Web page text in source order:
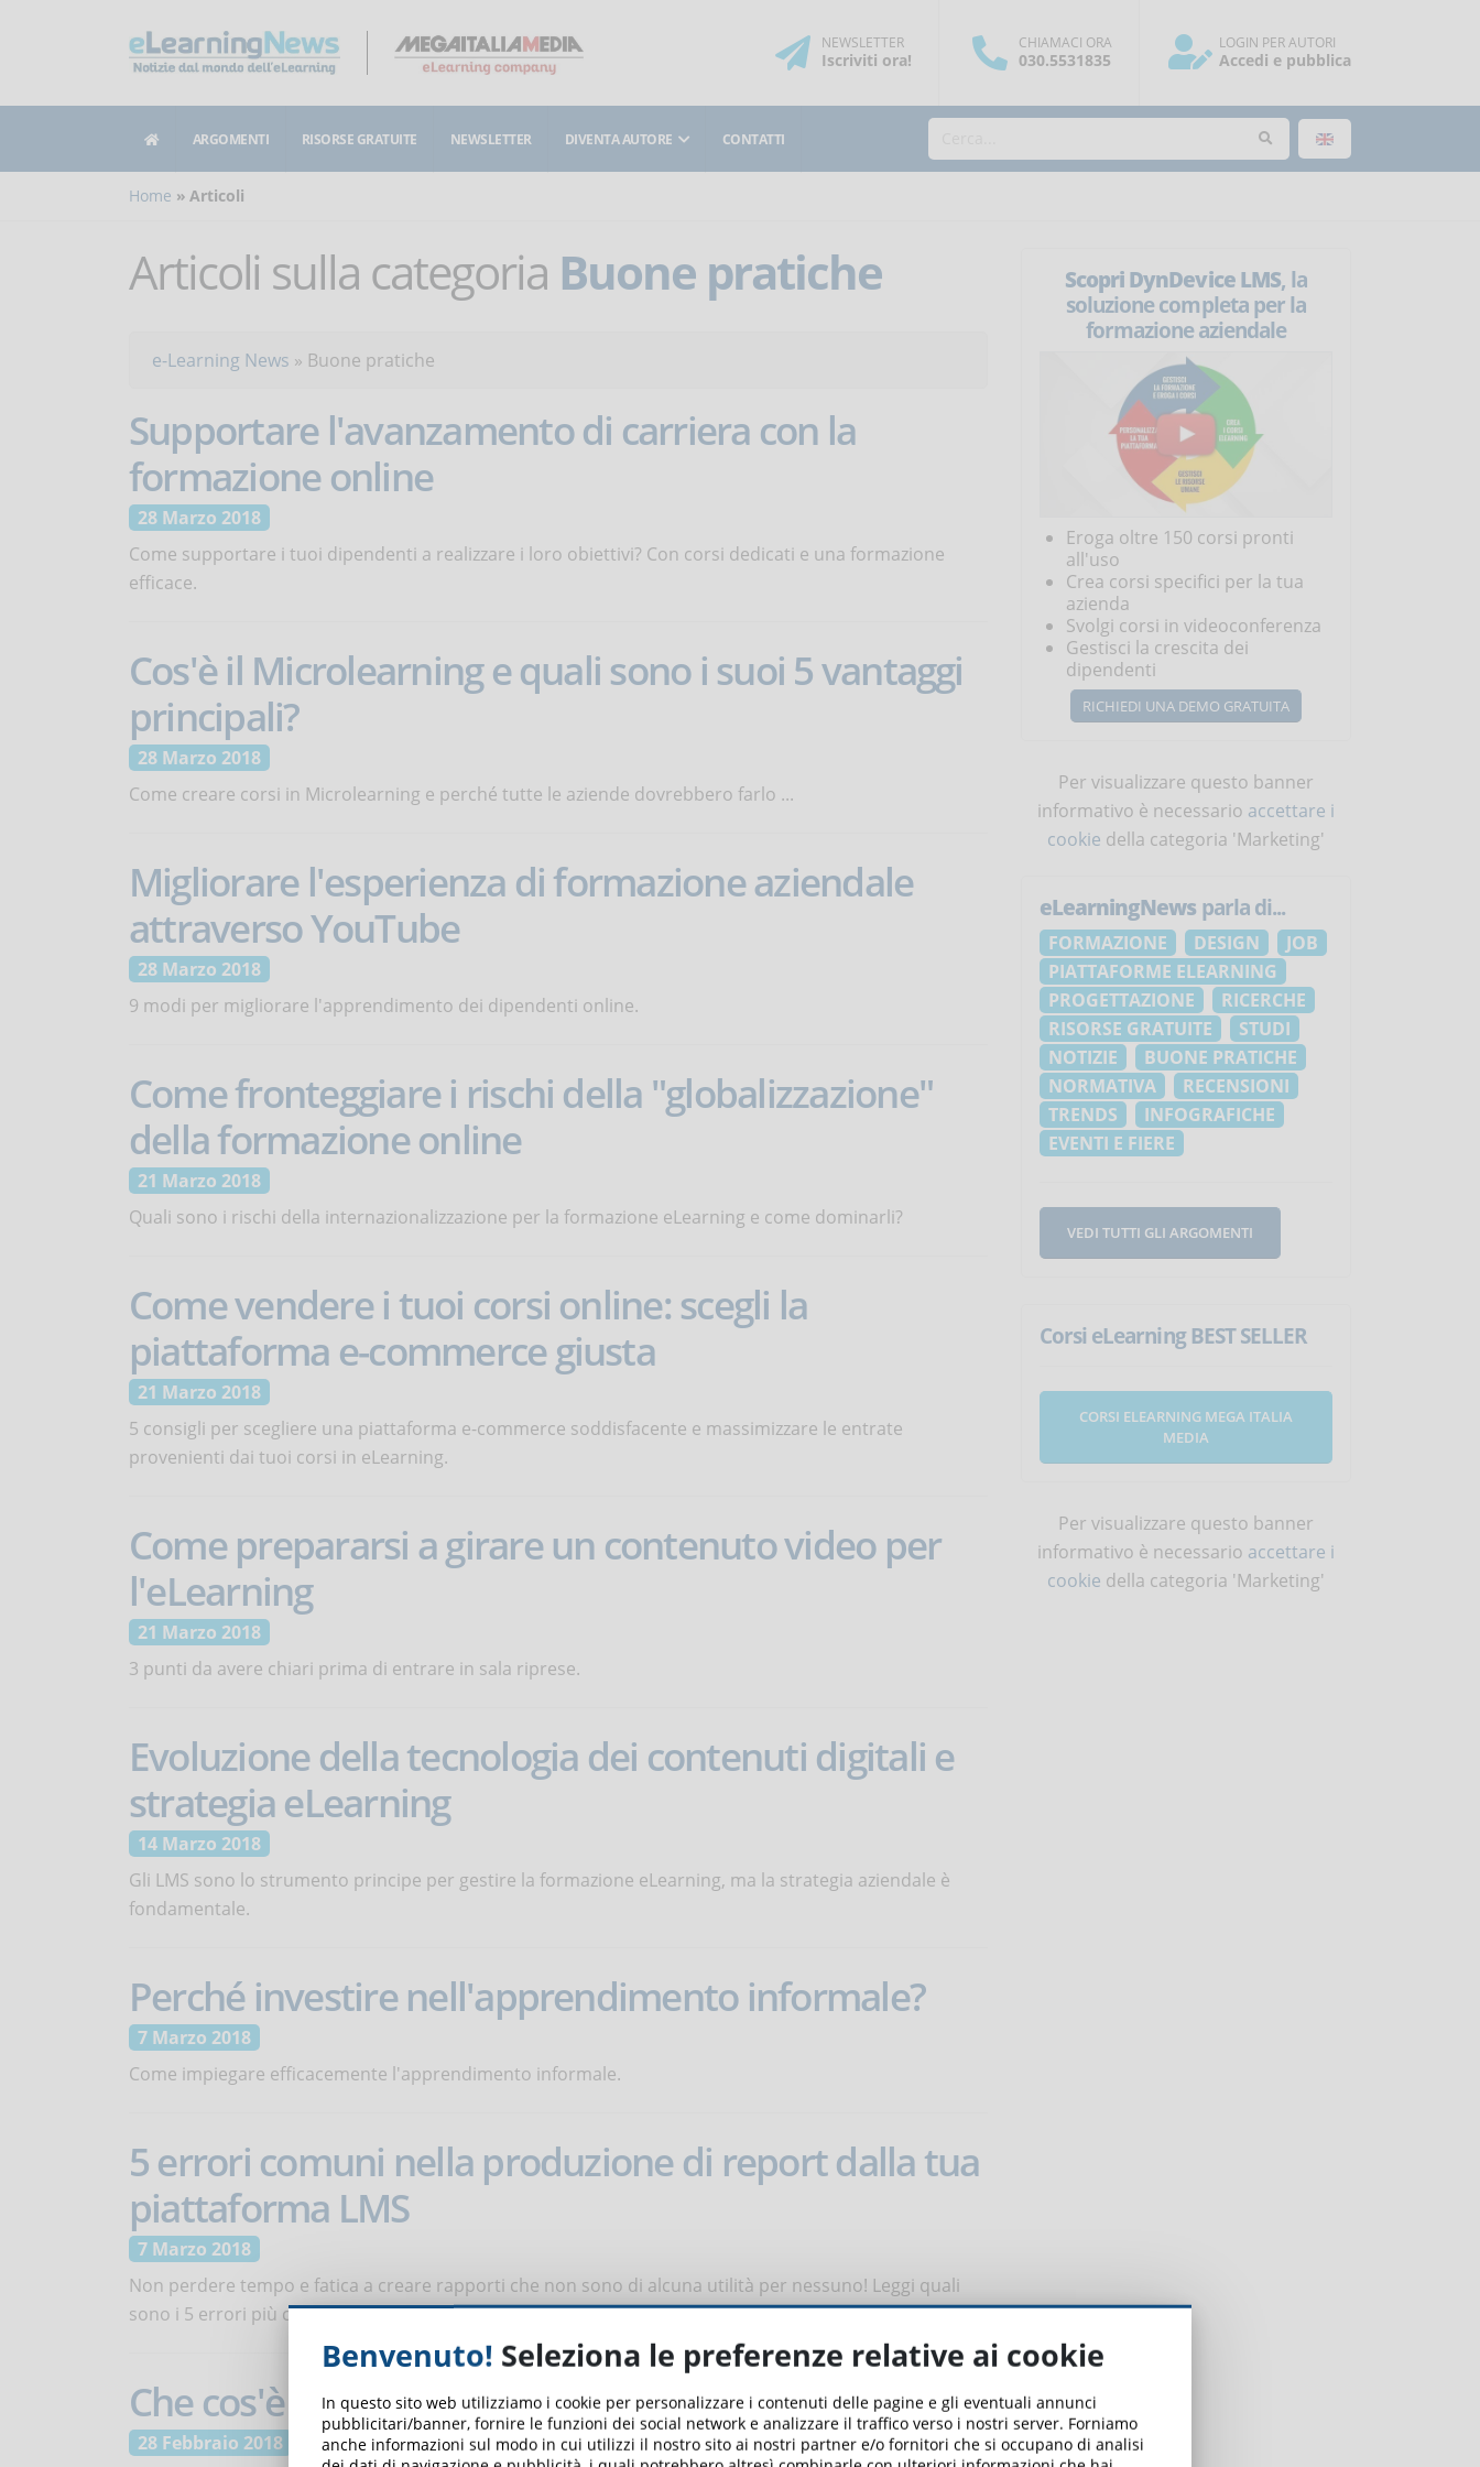
NEWSLETTER
Iscriviti ora!
CHIAMACI ORA
030.5531835
LOGIN PER AUTORI
Accedi e pubblica
ARGOMENTI RISORSE GRATUITE NEWSLETTER DIVENTA AUTORE CONTATTI
Home Articoli
Articoli sulla categoria Buone pratiche
e-Learning News » Buone pratiche
Supportare l'avanzamento di carriera con la
formazione online
28 Marzo 2018
Come supportare i tuoi dipendenti a realizzare i loro obiettivi? Con corsi dedicati e una formazione
efficace.
Cos'è il Microlearning e quali sono i suoi 5 vantaggi
principali?
28 Marzo 2018
Come creare corsi in Microlearning e perché tutte le aziende dovrebbero farlo ...
Migliorare l'esperienza di formazione aziendale
attraverso YouTube
28 Marzo 2018
9 modi per migliorare l'apprendimento dei dipendenti online.
Come fronteggiare i rischi della "globalizzazione"
della formazione online
21 Marzo 2018
Quali sono i rischi della internazionalizzazione per la formazione eLearning e come dominarli?
Come vendere i tuoi corsi online: scegli la
piattaforma e-commerce giusta
21 Marzo 2018
5 consigli per scegliere una piattaforma e-commerce soddisfacente e massimizzare le entrate
provenienti dai tuoi corsi in eLearning.
Come prepararsi a girare un contenuto video per
l'eLearning
21 Marzo 2018
3 punti da avere chiari prima di entrare in sala riprese.
Evoluzione della tecnologia dei contenuti digitali e
strategia eLearning
14 Marzo 2018
Gli LMS sono lo strumento principe per gestire la formazione eLearning, ma la strategia aziendale è
fondamentale.
Perché investire nell'apprendimento informale?
7 Marzo 2018
Come impiegare efficacemente l'apprendimento informale.
5 errori comuni nella produzione di report dalla tua
piattaforma LMS
7 Marzo 2018
Non perdere tempo e fatica a creare rapporti che non sono di alcuna utilità per nessuno! Leggi quali
sono i 5 errori più comuni nell'attività di reporting dalla piattaforma e, soprattutto, come evitarli.
Che cos'è il Blended Learning?
28 Febbraio 2018
Scopri DynDevice LMS, la
soluzione completa per la
formazione aziendale
Eroga oltre 150 corsi pronti
all'uso
Crea corsi specifici per la tua
azienda
Svolgi corsi in videoconferenza
Gestisci la crescita dei
dipendenti
RICHIEDI UNA DEMO GRATUITA
Per visualizzare questo banner
informativo è necessario accettare i
cookie della categoria 'Marketing'
eLearningNews parla di...
FORMAZIONE DESIGN
JOB
PIATTAFORME ELEARNING
PROGETTAZIONE
RICERCHE
RISORSE GRATUITE
STUDI
NOTIZIE
BUONE PRATICHE
NORMATIVA
RECENSIONI
TRENDS
INFOGRAFICHE
EVENTI E FIERE
VEDI TUTTI GLI ARGOMENTI
Corsi eLearning BEST SELLER
CORSI ELEARNING MEGA ITALIA
MEDIA
Per visualizzare questo banner
informativo è necessario accettare i
cookie della categoria 'Marketing'
Benvenuto! Seleziona le preferenze relative ai cookie
In questo sito web utilizziamo i cookie per personalizzare i contenuti delle pagine e gli eventuali annunci
pubblicitari/banner, fornire le funzioni dei social network e analizzare il traffico verso i nostri server. Forniamo
anche informazioni sul modo in cui utilizzi il nostro sito ai nostri partner e/o fornitori che si occupano di analisi